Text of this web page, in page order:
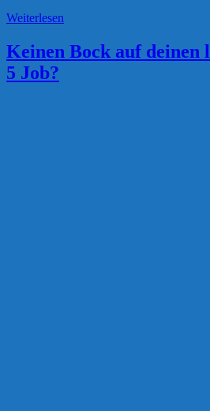
Weiterlesen
Keinen Bock auf deinen
5 Job?